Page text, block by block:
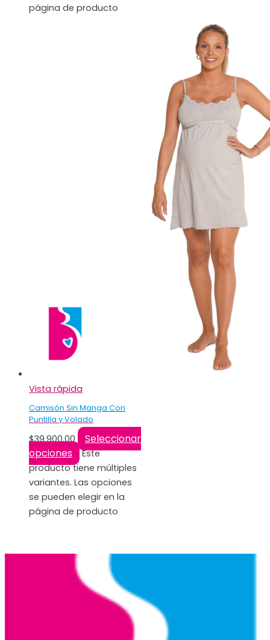
página de producto
Vista rápida
Camisón Sin Manga Con
Puntilla y Volado
$39.900,00
Seleccionar
opciones
Este
producto tiene múltiples
variantes. Las opciones
se pueden elegir en la
página de producto